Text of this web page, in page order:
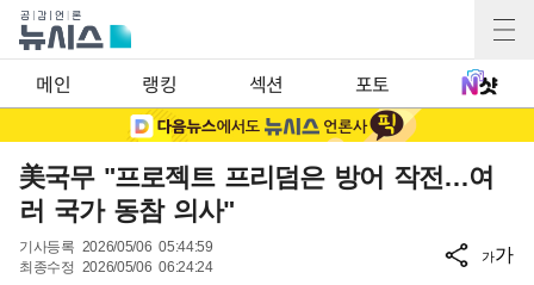
메인 랭킹 섹션 포토
美국무 "프로젝트 프리덤은 방어 작전…여
러 국가 동참 의사"
기사등록 2026/05/06 05:44:59
최종수정 2026/05/06 06:24:24
가가